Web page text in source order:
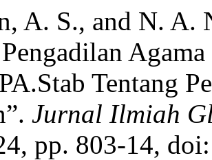
A. S., and N. A.
Tentang
Jurnal Ilmiah
pp. 803-14,